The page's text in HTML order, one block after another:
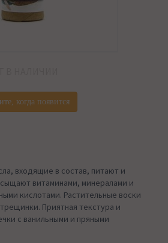
когда появится
входящие в состав, питают и
витаминами, минералами и
кислотами. Растительные воски
Приятная текстура и
с ванильными и пряными